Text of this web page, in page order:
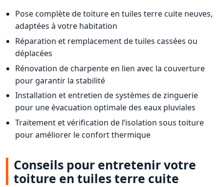
Pose complète de toiture en tuiles terre cuite neuves,
adaptées à votre habitation
Réparation et remplacement de tuiles cassées ou
déplacées
Rénovation de charpente en lien avec la couverture
pour garantir la stabilité
Installation et entretien de systèmes de zinguerie
pour une évacuation optimale des eaux pluviales
Traitement et vérification de l’isolation sous toiture
pour améliorer le confort thermique
Conseils pour entretenir votre
toiture en tuiles terre cuite